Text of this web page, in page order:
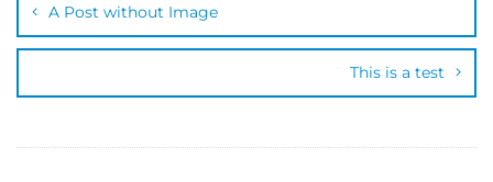
A Post without Image
This is a test